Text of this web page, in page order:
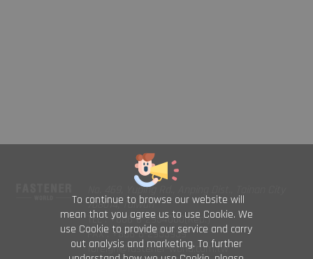
To continue to browse our website will
mean that you agree us to use Cookie. We
use Cookie to provide our service and carry
out analysis and marketing. To further
No. 469, Yuping Rd., Anping Dist., Tainan City
708014, Taiwan
TEL : +886-6-2954000(Rep.)
FAX : +886-6-2953939
foreign@fastener-world.com.tw